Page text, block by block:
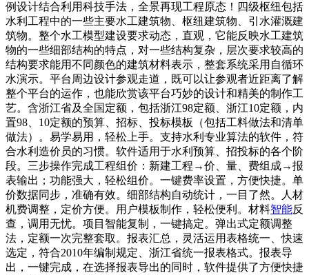
例设计结合利用科技手法，全景再现工程原态！四级枢纽包括
水利工程中的一些主要水工建筑物、枢纽建筑物、引水灌溉建
筑物。整个水工模型建设要求动态，直观，它能反映水工建筑
物的一些细部结构的特点，对一些结构复杂，层次要求较高的
结构要求能用不同颜色的建筑材料表示，整套系统采用自循环
水演示。平台周边设计参观走道，既可以让参观者近距离了解
整个平台的运作，也能欣赏该平台巧妙的设计和精美的制作工
艺。含浙江省及全国定额，包括浙江98定额、浙江10定额，内
置98、10定额的预算、招标、投标模板（包括工料做法和清单
做法）。易学易用，轻松上手。支持水利专业算法的软件，符
合水利造价员的习惯。软件适用于水利预算、招投标的各个阶
段。三步操作完成工程组价：新建工程→价、量、费组成→报
表输出；功能强大，轻松组价。一键费率设置，方便快捷。单
价数据同步，准确有效。细部结构自动统计，一目了然。人材
机费调整，定价方便。用户模板制作，轻松便利。材料智能反
查，调用无忧。项目智能复制，一键搞定。弹出式定额调整
法，定额一次完整套取。报表汇总，灵活运用表格统一、快速
选定，符合2010年编制规定、浙江省统一报表格式。报表导
出，一键完成，在选择报表导出的同时，软件提供了方便快捷